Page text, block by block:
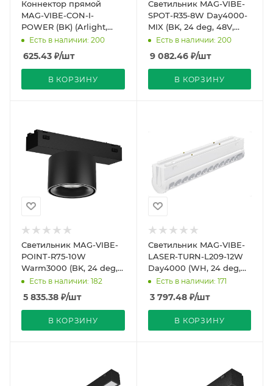
Коннектор прямой
MAG-VIBE-CON-I-
POWER (BK) (Arlight,
IP20 Металл, 5 лет)
Есть в наличии: 200
625.43 ₽/шт
В КОРЗИНУ
Светильник MAG-VIBE-
SPOT-R35-8W Day4000-
MIX (BK, 24 deg, 48V,
TUYA Zigbee) (Arlight,
IP20 Металл, 5
Есть в наличии: 200
9 082.46₽/шт
В КОРЗИНУ
Светильник MAG-VIBE-
POINT-R75-10W
Warm3000 (BK, 24 deg,
48V) (Arlight, IP20
Металл, 5 лет)
Есть в наличии: 182
5 835.38 ₽/шт
В КОРЗИНУ
Светильник MAG-VIBE-
LASER-TURN-L209-12W
Day4000 (WH, 24 deg,
48V) (Arlight, IP20
Металл, 5 лет)
Есть в наличии: 171
3 797.48₽/шт
В КОРЗИНУ